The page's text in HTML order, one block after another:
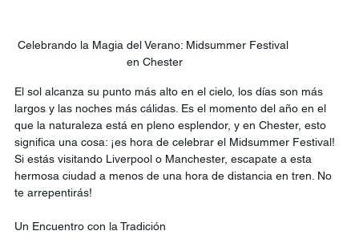
Celebrando la Magia del Verano: Midsummer Festival
en Chester
El sol alcanza su punto más alto en el cielo, los días son más
largos y las noches más cálidas. Es el momento del año en el
que la naturaleza está en pleno esplendor, y en Chester, esto
significa una cosa: ¡es hora de celebrar el Midsummer Festival!
Si estás visitando Liverpool o Manchester, escapate a esta
hermosa ciudad a menos de una hora de distancia en tren. No
te arrepentirás!
Un Encuentro con la Tradición